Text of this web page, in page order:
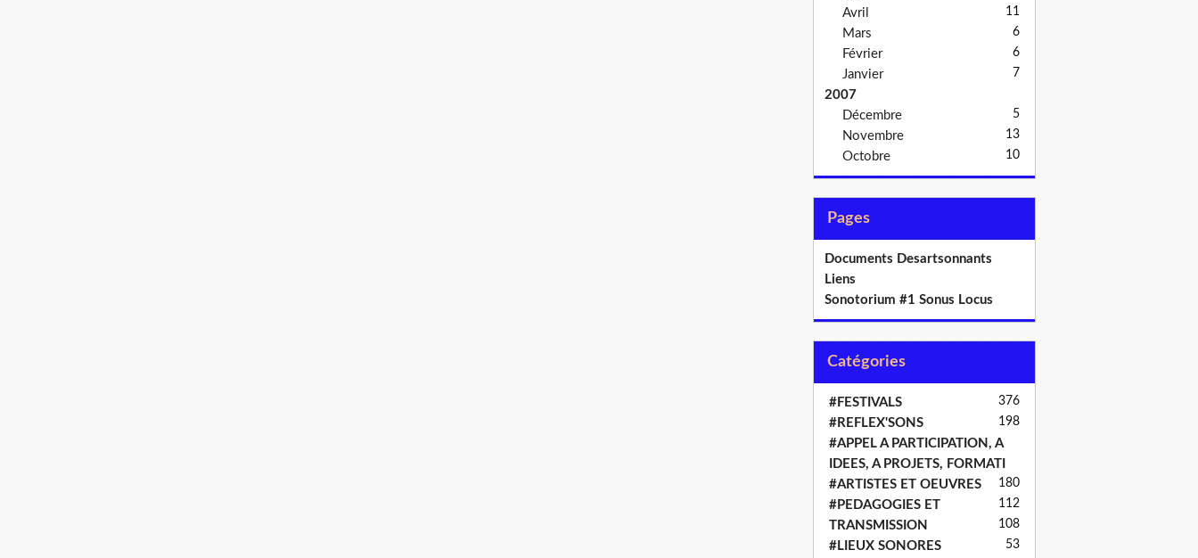
Avril 11
Mars 6
Février 6
Janvier 7
2007
Décembre
5
Novembre 13
Octobre 10
Pages
Documents Desartsonnants
Liens
Sonotorium #1 Sonus Locus
Catégories
#FESTIVALS 376
#REFLEX'SONS 198
#APPEL A PARTICIPATION, A
IDEES, A PROJETS, FORMATI
180
#ARTISTES ET OEUVRES
112
#PEDAGOGIES ET
TRANSMISSION
108
#LIEUX SONORES 53